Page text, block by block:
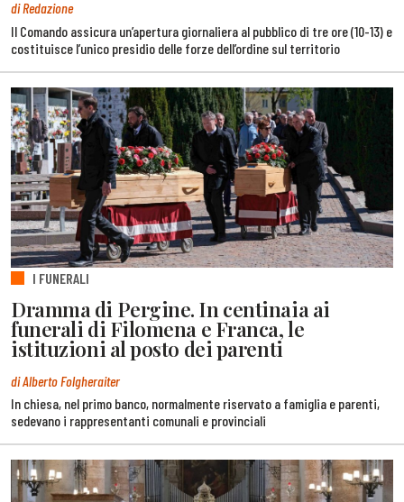
di Redazione
Il Comando assicura un’apertura giornaliera al pubblico di tre ore (10-13) e
costituisce l’unico presidio delle forze dell’ordine sul territorio
I FUNERALI
Dramma di Pergine. In centinaia ai
funerali di Filomena e Franca, le
istituzioni al posto dei parenti
di Alberto Folgheraiter
In chiesa, nel primo banco, normalmente riservato a famiglia e parenti,
sedevano i rappresentanti comunali e provinciali